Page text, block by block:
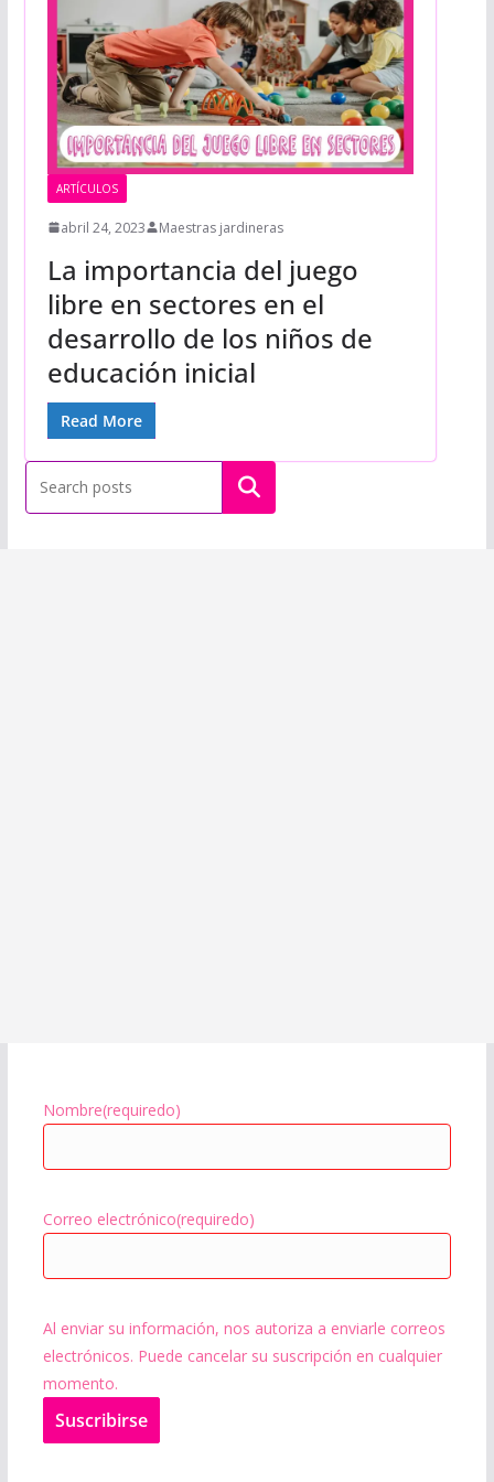
ARTÍCULOS
abril 24, 2023 Maestras jardineras
La importancia del juego
libre en sectores en el
desarrollo de los niños de
educación inicial
Read More
Buscar
Nombre(requiredo)
Correo electrónico(requiredo)
Al enviar su información, nos autoriza a enviarle correos
electrónicos. Puede cancelar su suscripción en cualquier
momento.
Suscribirse